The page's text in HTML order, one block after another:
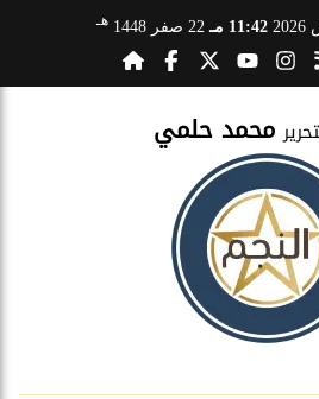
11:42 مـ 22 صفر 1448 هـ
محمد حلمي